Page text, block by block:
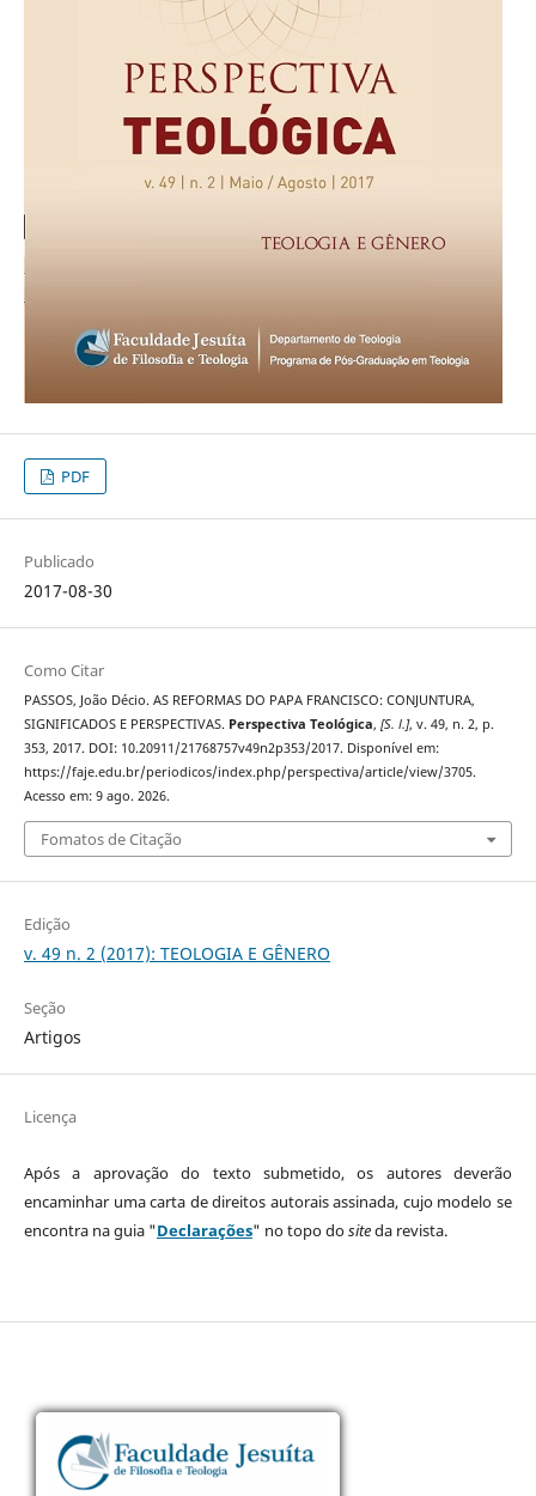
PDF
Publicado
2017-08-30
Como Citar
PASSOS, João Décio. AS REFORMAS DO PAPA FRANCISCO: CONJUNTURA,
SIGNIFICADOS E PERSPECTIVAS. Perspectiva Teológica, [S. l.], v. 49, n. 2, p.
353, 2017. DOI: 10.20911/21768757v49n2p353/2017. Disponível em:
https://faje.edu.br/periodicos/index.php/perspectiva/article/view/3705.
Acesso em: 9 ago. 2026.
Fomatos de Citação
Edição
v. 49 n. 2 (2017): TEOLOGIA E GÊNERO
Seção
Artigos
Licença
Após a aprovação do texto submetido, os autores deverão
encaminhar uma carta de direitos autorais assinada, cujo modelo se
encontra na guia "Declarações" no topo dositeda revista.